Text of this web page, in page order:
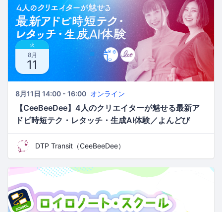
火
8月
11
8月11日 14:00 - 16:00 オンライン
【CeeBeeDee】4人のクリエイターが魅せる最新ア
ドビ時短テク・レタッチ・生成AI体験／よんどび
DTP Transit（CeeBeeDee）